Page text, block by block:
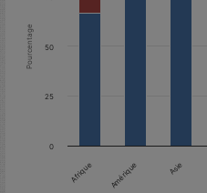
Pourcentage
Afrique Amérique Asie
0
25
50